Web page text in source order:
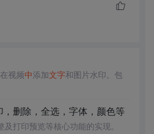
视频中添加文字和图片水印。包
删除，全选，字体，颜色等
打印预览等核心功能的实现。